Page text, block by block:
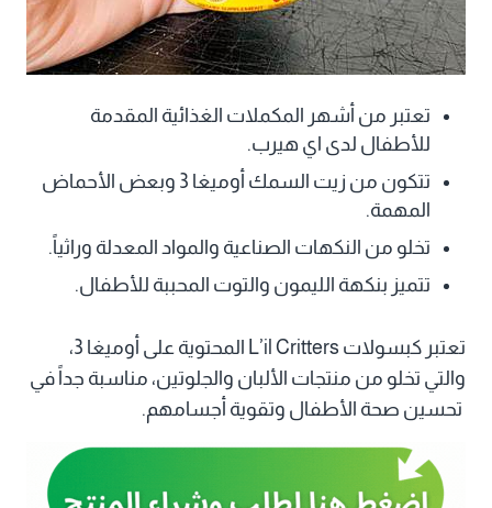
تعتبر من أشهر المكملات الغذائية المقدمة
للأطفال لدى اي هيرب.
تتكون من زيت السمك أوميغا 3 وبعض الأحماض
المهمة.
تخلو من النكهات الصناعية والمواد المعدلة وراثياً.
تتميز بنكهة الليمون والتوت المحببة للأطفال.
تعتبر كبسولات L’il Critters المحتوية على أوميغا 3،
والتي تخلو من منتجات الألبان والجلوتين، مناسبة جداً في
تحسين صحة الأطفال وتقوية أجسامهم.